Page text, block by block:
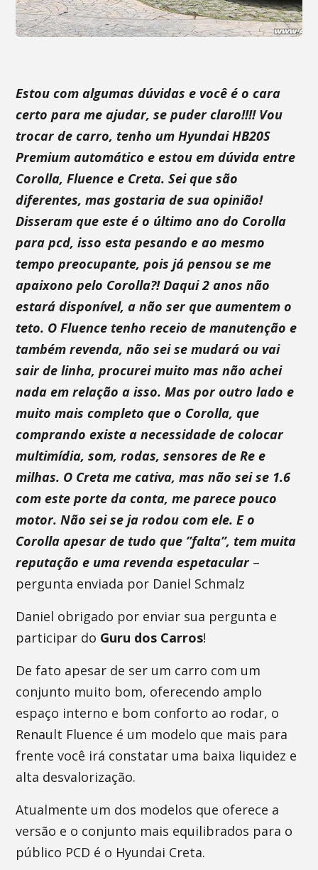
Estou com algumas dúvidas e você é o cara
certo para me ajudar, se puder claro!!!! Vou
trocar de carro, tenho um Hyundai HB20S
Premium automático e estou em dúvida entre
Corolla, Fluence e Creta. Sei que são
diferentes, mas gostaria de sua opinião!
Disseram que este é o último ano do Corolla
para pcd, isso esta pesando e ao mesmo
tempo preocupante, pois já pensou se me
apaixono pelo Corolla?! Daqui 2 anos não
estará disponível, a não ser que aumentem o
teto. O Fluence tenho receio de manutenção e
também revenda, não sei se mudará ou vai
sair de linha, procurei muito mas não achei
nada em relação a isso. Mas por outro lado e
muito mais completo que o Corolla, que
comprando existe a necessidade de colocar
multimídia, som, rodas, sensores de Re e
milhas. O Creta me cativa, mas não sei se 1.6
com este porte da conta, me parece pouco
motor. Não sei se ja rodou com ele. E o
Corolla apesar de tudo que ”falta”, tem muita
reputação e uma revenda espetacular –
pergunta enviada por Daniel Schmalz
Daniel obrigado por enviar sua pergunta e
participar do Guru dos Carros!
De fato apesar de ser um carro com um
conjunto muito bom, oferecendo amplo
espaço interno e bom conforto ao rodar, o
Renault Fluence é um modelo que mais para
frente você irá constatar uma baixa liquidez e
alta desvalorização.
Atualmente um dos modelos que oferece a
versão e o conjunto mais equilibrados para o
público PCD é o Hyundai Creta.